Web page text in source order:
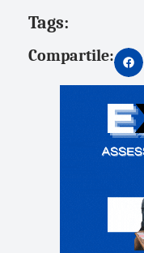
Tags:
Compartile: